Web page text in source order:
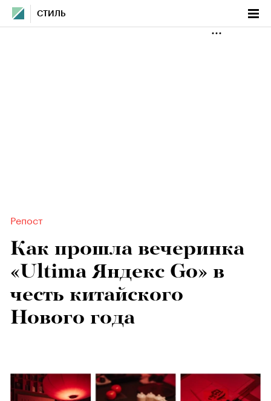
СТИЛЬ
Репост
Как прошла вечеринка
«Ultima Яндекс Go» в
честь китайского
Нового года